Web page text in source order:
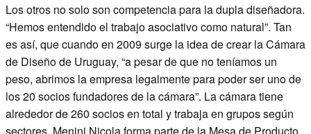
Los otros no solo son competencia para la dupla diseñadora.
“Hemos entendido el trabajo asociativo como natural”. Tan
es así, que cuando en 2009 surge la idea de crear la Cámara
de Diseño de Uruguay, “a pesar de que no teníamos un
peso, abrimos la empresa legalmente para poder ser uno de
los 20 socios fundadores de la cámara”. La cámara tiene
alrededor de 260 socios en total y trabaja en grupos según